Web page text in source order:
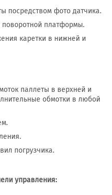
посредством фото датчика.
поворотной платформы.
каретки в нижней и
паллеты в верхней и
обмотки в любой
погрузчика.
управления: